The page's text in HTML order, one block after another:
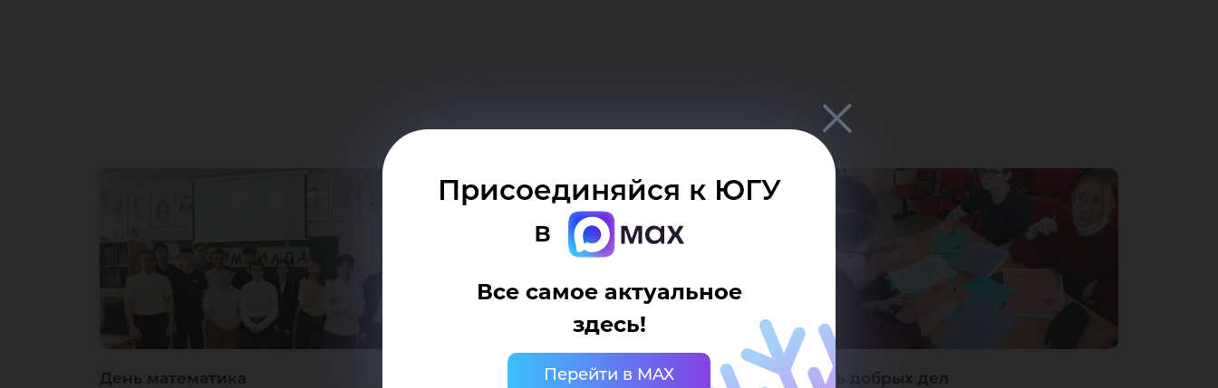
Присоединяйся к ЮГУ
в
Все самое актуальное
здесь!
Перейти в MAX
День математика
Раздача памяток и брошюр
День добрых дел